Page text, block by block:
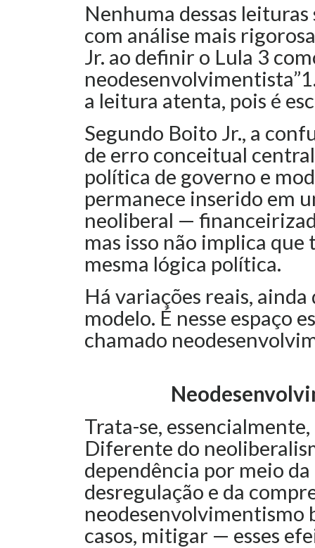
Nenhuma dessas
com análise mais
Jr. ao definir o Lula 3
a leitura atenta, pois é
Segundo Boito Jr., a
de erro conceitual
política de governo e
permanece inserido em
neoliberal —
mas isso não implica
mesma lógica política.
Há variações reais,
modelo. É nesse espaço
chamado
Trata-se,
Diferente do
dependência por meio
desregulação e da
neodesenvolvimentismo
casos, mitigar — esses